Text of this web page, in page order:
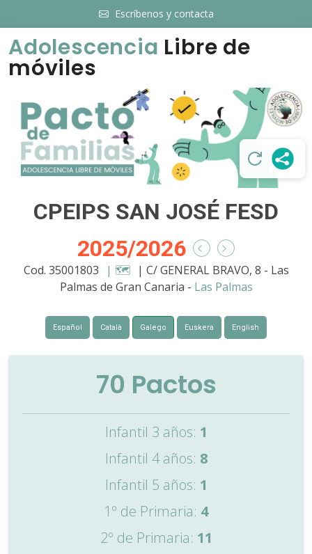
Escríbenos y contacta
Adolescencia Libre de
móviles
CPEIPS SAN JOSÉ FESD
2025/2026
Cod. 35001803 | 🗺️ | C/ GENERAL BRAVO, 8 - Las
Palmas de Gran Canaria - Las Palmas
Español Català Galego Euskera English
70 Pactos
Infantil 3 años: 1
Infantil 4 años: 8
Infantil 5 años: 1
1º de Primaria: 4
2º de Primaria: 11